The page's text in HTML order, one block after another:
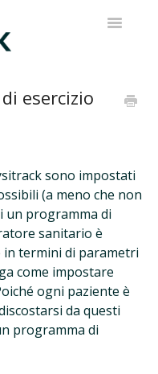
esercizio
sono impostati
(a meno che non
un programma di
sanitario è
termini di parametri
come impostare
ogni paziente è
da questi
programma di